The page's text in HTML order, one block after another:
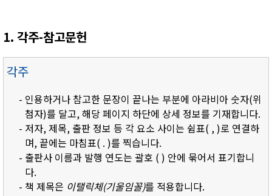
1. 각주-참고문헌
각주
- 인용하거나 참고한 문장이 끝나는 부분에 아라비아 숫자(위
첨자)를 달고, 해당 페이지 하단에 상세 정보를 기재합니다.
- 저자, 제목, 출판 정보 등 각 요소 사이는 쉼표( , )로 연결하
며, 끝에는 마침표( . )를 찍습니다.
- 출판사 이름과 발행 연도는 괄호 ( ) 안에 묶어서 표기합니
다.
- 책 제목은 이탤릭체(기울임꼴)를 적용합니다.